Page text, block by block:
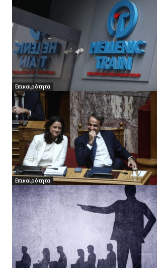
Επικαιρότητα
Επικαιρότητα